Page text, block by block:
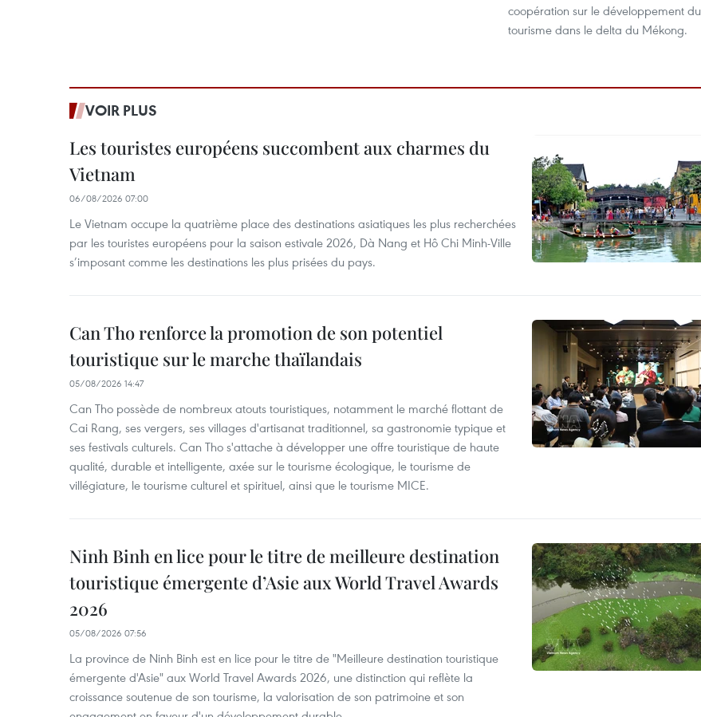
coopération sur ​le développement du
tourisme dans le delta du Mékong.
VOIR PLUS
Les touristes européens succombent aux charmes du
Vietnam
06/08/2026 07:00
Le Vietnam occupe la quatrième place des destinations asiatiques les plus recherchées
par les touristes européens pour la saison estivale 2026, Dà Nang et Hô Chi Minh-Ville
s’imposant comme les destinations les plus prisées du pays.
Can Tho renforce la promotion de son potentiel
touristique sur le marche thaïlandais
05/08/2026 14:47
Can Tho possède de nombreux atouts touristiques, notamment le marché flottant de
Cai Rang, ses vergers, ses villages d'artisanat traditionnel, sa gastronomie typique et
ses festivals culturels. Can Tho s'attache à développer une offre touristique de haute
qualité, durable et intelligente, axée sur le tourisme écologique, le tourisme de
villégiature, le tourisme culturel et spirituel, ainsi que le tourisme MICE.
Ninh Binh en lice pour le titre de meilleure destination
touristique émergente d’Asie aux World Travel Awards
2026
05/08/2026 07:56
La province de Ninh Binh est en lice pour le titre de "Meilleure destination touristique
émergente d'Asie" aux World Travel Awards 2026, une distinction qui reflète la
croissance soutenue de son tourisme, la valorisation de son patrimoine et son